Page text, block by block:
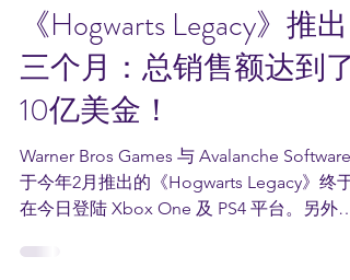
May 6, 2023
1 min read
《Hogwarts Legacy》推出
三个月：总销售额达到了
10亿美金！
Warner Bros Games 与 Avalanche Software
于今年2月推出的《Hogwarts Legacy》终于
在今日登陆 Xbox One 及 PS4 平台。另外，